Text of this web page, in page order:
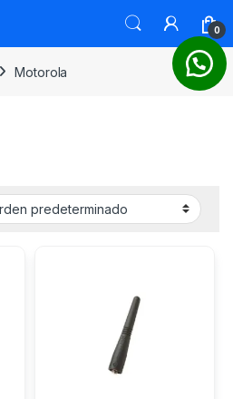
0
Motorola